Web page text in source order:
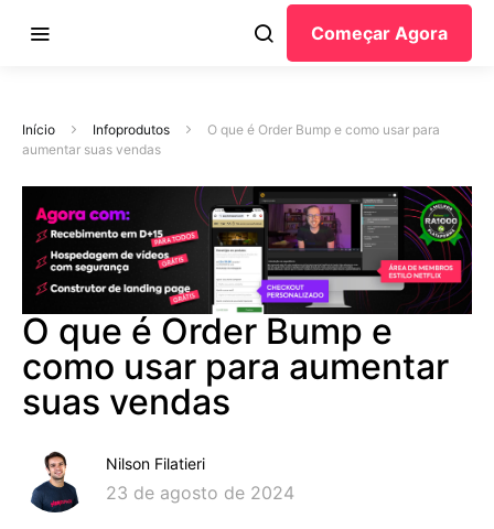
Começar Agora
Início Infoprodutos
O que é Order Bump e como usar para
aumentar suas vendas
O que é Order Bump e
como usar para aumentar
suas vendas
Nilson Filatieri
23 de agosto de 2024